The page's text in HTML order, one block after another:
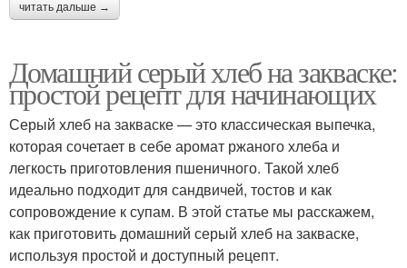
читать дальше →
Домашний серый хлеб на закваске:
простой рецепт для начинающих
Серый хлеб на закваске — это классическая выпечка,
которая сочетает в себе аромат ржаного хлеба и
легкость приготовления пшеничного. Такой хлеб
идеально подходит для сандвичей, тостов и как
сопровождение к супам. В этой статье мы расскажем,
как приготовить домашний серый хлеб на закваске,
используя простой и доступный рецепт.